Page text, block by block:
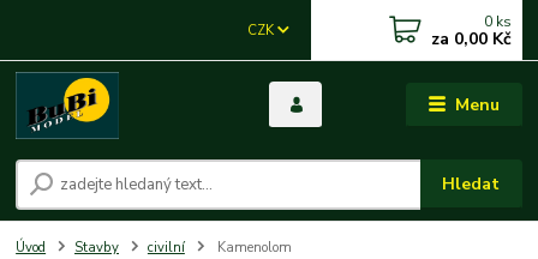
Menu
CZK
Hledat
0 ks
za 0,00 Kč
Úvod Stavby civilní Kamenolom